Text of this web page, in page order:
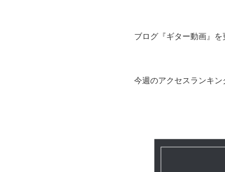
ブログ『ギター動画』を
今週のアクセスランキン